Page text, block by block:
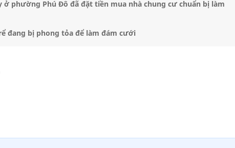
phường Phú Đô đã đặt tiền mua nhà chung cư chuẩn bị làm
đang bị phong tỏa để làm đám cưới